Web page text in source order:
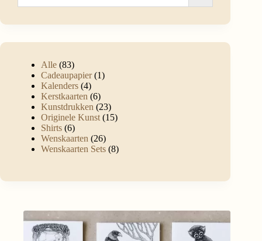
Alle 83
Cadeaupapier 1
Kalenders 4
Kerstkaarten 6
Kunstdrukken
23
Originele Kunst 15
Shirts 6
Wenskaarten
26
Wenskaarten Sets 8